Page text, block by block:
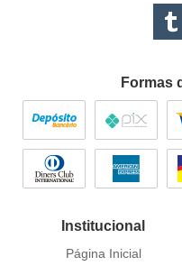
Formas
Institucional
Página Inicial